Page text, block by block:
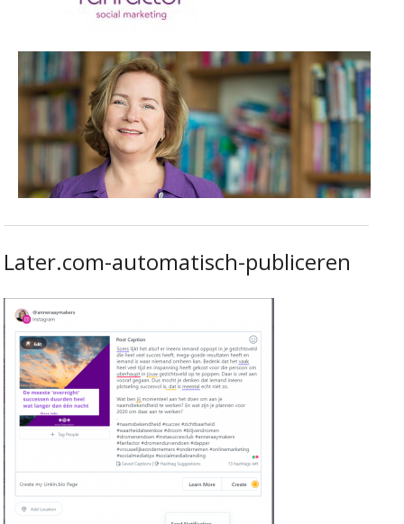
Later.com-automatisch-publiceren